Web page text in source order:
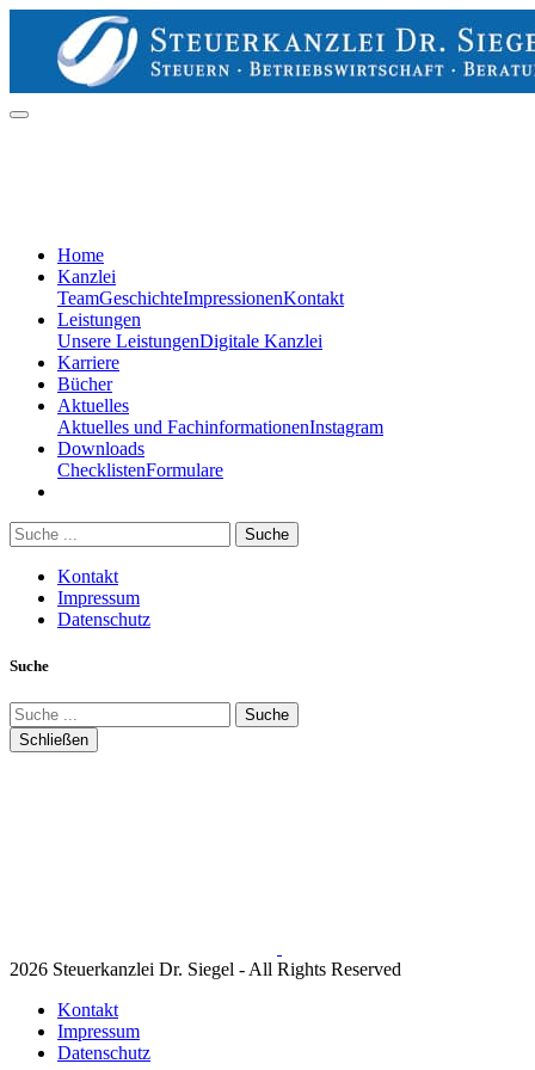
Home
Kanzlei
TeamGeschichteImpressionenKontakt
Leistungen
Unsere LeistungenDigitale Kanzlei
Karriere
Bücher
Aktuelles
Aktuelles und FachinformationenInstagram
Downloads
ChecklistenFormulare
Suche
Kontakt
Impressum
Datenschutz
Suche
Suche
Schließen
2026 Steuerkanzlei Dr. Siegel - All Rights Reserved
Kontakt
Impressum
Datenschutz